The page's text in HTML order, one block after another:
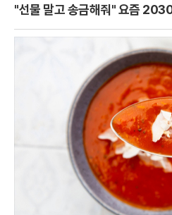
"선물 말고 송금해줘" 요즘